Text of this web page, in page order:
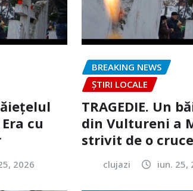
cu
2026
BREAKING NEWS
ȘTIRI LOCALE
TRAGEDIE. Un
din Vultureni a
strivit de o cruce
clujazi iun. 25,